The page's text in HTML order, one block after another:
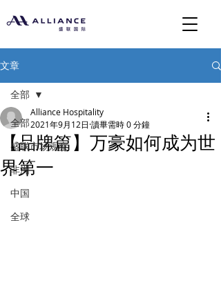
文章
全部
盛联市场观察
非洲
中国
全球
全部
【品牌篇】万豪如何成为世
界第一
Alliance Hospitality
2021年9月12日 讀畢需時 0 分鐘